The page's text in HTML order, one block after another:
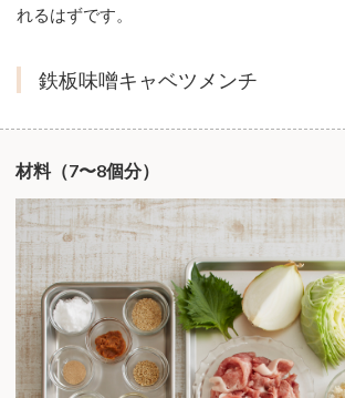
れるはずです。
鉄板味噌キャベツメンチ
材料（7〜8個分）